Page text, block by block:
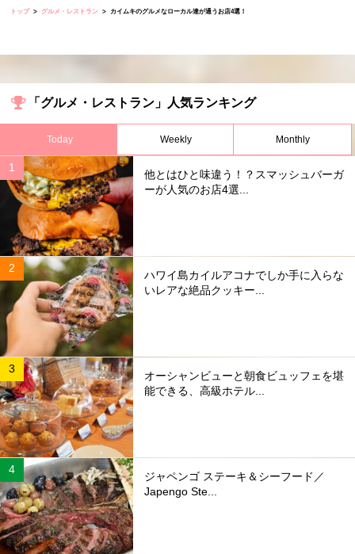
トップ グルメ・レストラン カイムキのグルメなローカル達が通うお店4選！
「グルメ・レストラン」人気ランキング
Today Weekly Monthly
他とはひと味違う！？スマッシュバーガ
ーが人気のお店4選...
ハワイ島カイルアコナでしか手に入らな
いレアな絶品クッキー...
オーシャンビューと朝食ビュッフェを堪
能できる、高級ホテル...
ジャペンゴ ステーキ＆シーフード／
Japengo Ste...